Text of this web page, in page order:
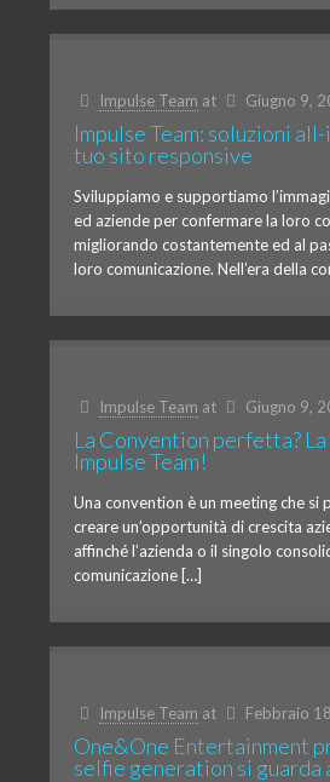
Impulse Team at Giugno 9,
Impulse Team: soluzioni
tuo sito responsive
Sviluppiamo e supportiamo
ed aziende per confermare la loro
migliorando costantemente ed al
loro comunicazione. Nell’era della
Impulse Team at Giugno 9,
La Convention perfetta?
Impulse Team!
Una convention è un meeting che si
creare un’opportunità di crescita
affinché l’azienda o il singolo
comunicazione […]
Impulse Team at Febbraio
One&One Entertainment
selfie generation si guarda